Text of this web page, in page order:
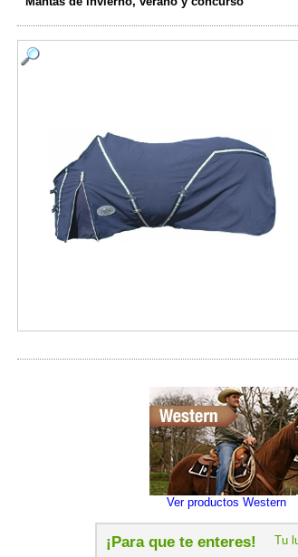
Ver productos Western
¡Para que te enteres! Tu